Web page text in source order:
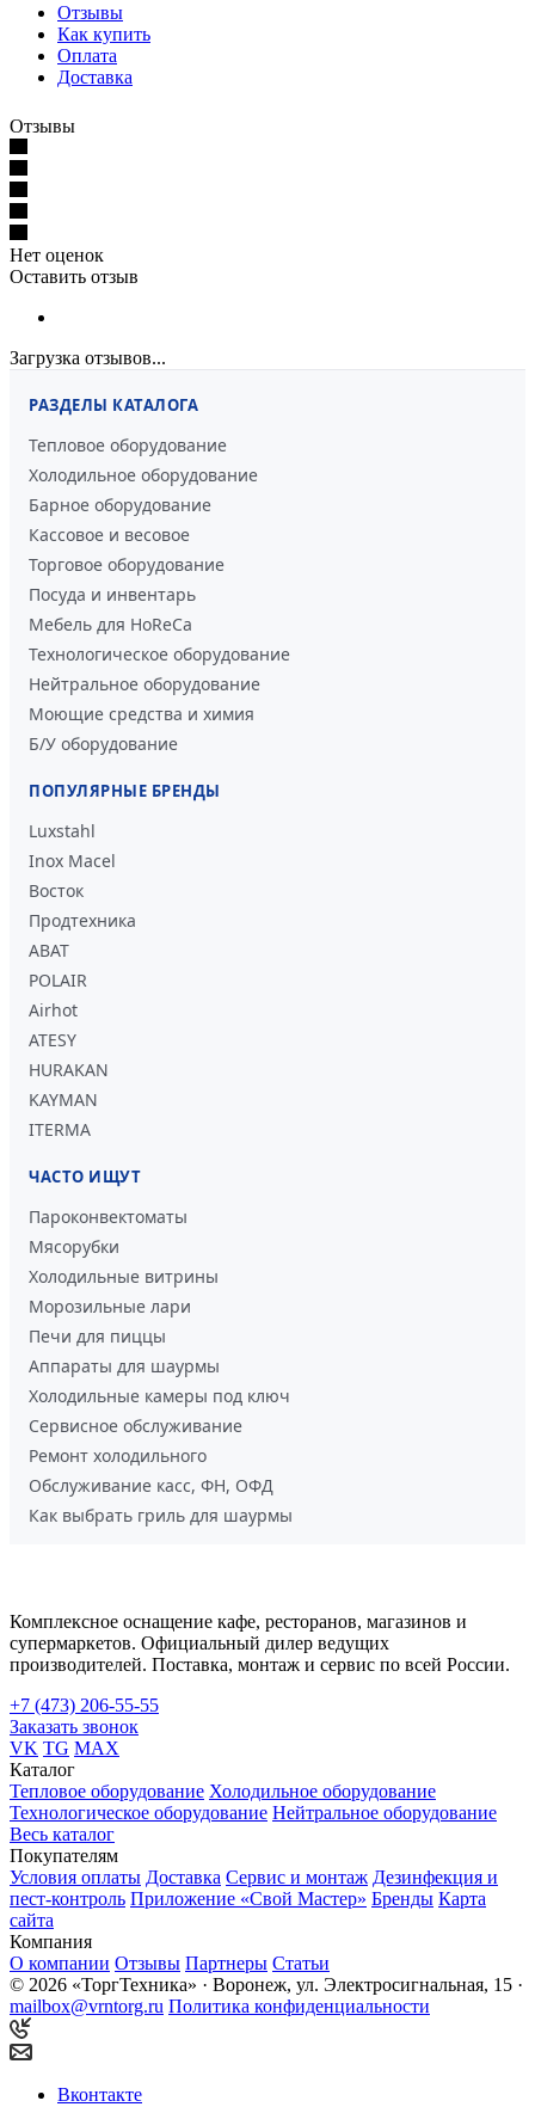
Отзывы
Как купить
Оплата
Доставка
Отзывы
Нет оценок
Оставить отзыв
Загрузка отзывов...
РАЗДЕЛЫ КАТАЛОГА
Тепловое оборудование
Холодильное оборудование
Барное оборудование
Кассовое и весовое
Торговое оборудование
Посуда и инвентарь
Мебель для HoReCa
Технологическое оборудование
Нейтральное оборудование
Моющие средства и химия
Б/У оборудование
ПОПУЛЯРНЫЕ БРЕНДЫ
Luxstahl
Inox Macel
Восток
Продтехника
ABAT
POLAIR
Airhot
ATESY
HURAKAN
KAYMAN
ITERMA
ЧАСТО ИЩУТ
Пароконвектоматы
Мясорубки
Холодильные витрины
Морозильные лари
Печи для пиццы
Аппараты для шаурмы
Холодильные камеры под ключ
Сервисное обслуживание
Ремонт холодильного
Обслуживание касс, ФН, ОФД
Как выбрать гриль для шаурмы
Комплексное оснащение кафе, ресторанов, магазинов и
супермаркетов. Официальный дилер ведущих
производителей. Поставка, монтаж и сервис по всей России.
+7 (473) 206-55-55
Заказать звонок
VK TG MAX
Каталог
Тепловое оборудование Холодильное оборудование
Технологическое оборудование Нейтральное оборудование
Весь каталог
Покупателям
Условия оплаты Доставка Сервис и монтаж Дезинфекция и
пест-контроль Приложение «Свой Мастер» Бренды Карта
сайта
Компания
О компании Отзывы Партнеры Статьи
© 2026 «ТоргТехника» · Воронеж, ул. Электросигнальная, 15 ·
mailbox@vrntorg.ru Политика конфиденциальности
Вконтакте